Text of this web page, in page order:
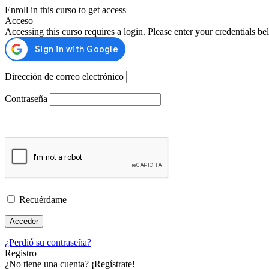
Enroll in this curso to get access
Acceso
Accessing this curso requires a login. Please enter your credentials
Dirección de correo electrónico
Contraseña
Recuérdame
¿Perdió su contraseña?
Registro
¿No tiene una cuenta? ¡Regístrate!